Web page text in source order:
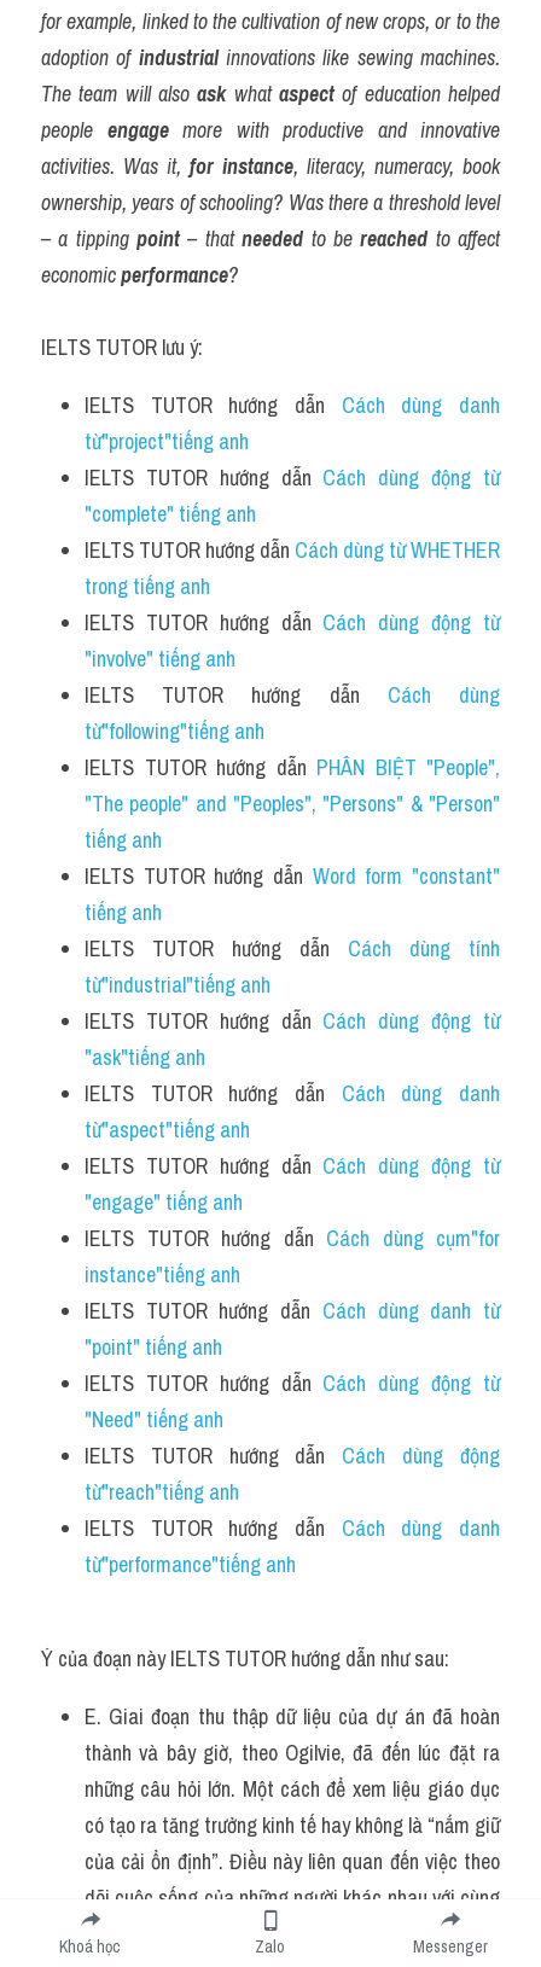
for example, linked to the cultivation of new crops, or to the
adoption of industrial innovations like sewing machines.
The team will also ask what aspect of education helped
people engage more with productive and innovative
activities. Was it, for instance, literacy, numeracy, book
ownership, years of schooling? Was there a threshold level
– a tipping point – that needed to be reached to affect
economic performance?
IELTS TUTOR lưu ý:
IELTS TUTOR hướng dẫn Cách dùng danh
từ"project"tiếng anh
IELTS TUTOR hướng dẫn Cách dùng động từ
"complete" tiếng anh
IELTS TUTOR hướng dẫn Cách dùng từ WHETHER
trong tiếng anh
IELTS TUTOR hướng dẫn Cách dùng động từ
"involve" tiếng anh
IELTS TUTOR hướng dẫn Cách dùng
từ"following"tiếng anh
IELTS TUTOR hướng dẫn PHÂN BIỆT "People",
"The people" and "Peoples", "Persons" & "Person"
tiếng anh
IELTS TUTOR hướng dẫn Word form "constant"
tiếng anh
IELTS TUTOR hướng dẫn Cách dùng tính
từ"industrial"tiếng anh
IELTS TUTOR hướng dẫn Cách dùng động từ
"ask"tiếng anh
IELTS TUTOR hướng dẫn Cách dùng danh
từ"aspect"tiếng anh
IELTS TUTOR hướng dẫn Cách dùng động từ
"engage" tiếng anh
IELTS TUTOR hướng dẫn Cách dùng cụm"for
instance"tiếng anh
IELTS TUTOR hướng dẫn Cách dùng danh từ
"point" tiếng anh
IELTS TUTOR hướng dẫn Cách dùng động từ
"Need" tiếng anh
IELTS TUTOR hướng dẫn Cách dùng động
từ"reach"tiếng anh
IELTS TUTOR hướng dẫn Cách dùng danh
từ"performance"tiếng anh
Ý của đoạn này IELTS TUTOR hướng dẫn như sau:
E. Giai đoạn thu thập dữ liệu của dự án đã hoàn
thành và bây giờ, theo Ogilvie, đã đến lúc đặt ra
những câu hỏi lớn. Một cách để xem liệu giáo dục
có tạo ra tăng trưởng kinh tế hay không là “nắm giữ
của cải ổn định”. Điều này liên quan đến việc theo
dõi cuộc sống của những người khác nhau với cùng
mức độ giàu có trong một khoảng thời gian. Nếu sự
Khoá học Zalo Messenger